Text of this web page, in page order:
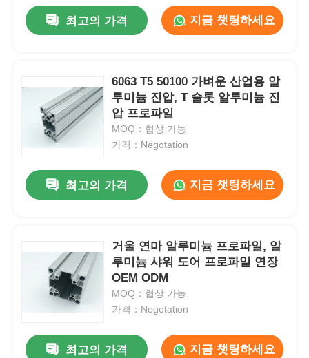
최고의 가격 지금 챗팅하세요
6063 T5 50100 가벼운 산업용 알
루미늄 진압, T 슬롯 알루미늄 진
압 프로파일
MOQ：협상 가능
가격：Negotation
최고의 가격 지금 챗팅하세요
거울 연마 알루미늄 프로파일, 알
루미늄 샤워 도어 프로파일 연장
OEM ODM
MOQ：협상 가능
가격：Negotation
최고의 가격 지금 챗팅하세요